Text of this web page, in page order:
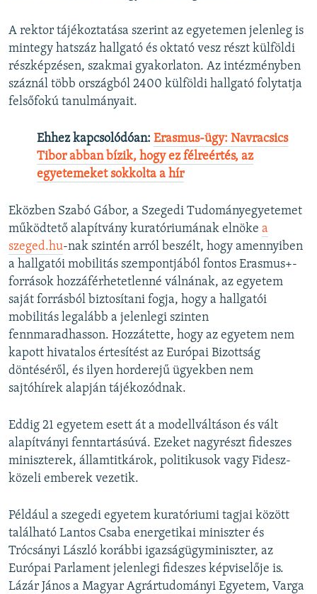
A rektor tájékoztatása szerint az egyetemen jelenleg is
mintegy hatszáz hallgató és oktató vesz részt külföldi
részképzésen, szakmai gyakorlaton. Az intézményben
száznál több országból 2400 külföldi hallgató folytatja
felsőfokú tanulmányait.
Ehhez kapcsolódóan: Erasmus-ügy: Navracsics
Tibor abban bízik, hogy ez félreértés, az
egyetemeket sokkolta a hír
Eközben Szabó Gábor, a Szegedi Tudományegyetemet
működtető alapítvány kuratóriumának elnöke a
szeged.hu-nak szintén arról beszélt, hogy amennyiben
a hallgatói mobilitás szempontjából fontos Erasmus+-
források hozzáférhetetlenné válnának, az egyetem
saját forrásból biztosítani fogja, hogy a hallgatói
mobilitás legalább a jelenlegi szinten
fennmaradhasson. Hozzátette, hogy az egyetem nem
kapott hivatalos értesítést az Európai Bizottság
döntéséről, és ilyen horderejű ügyekben nem
sajtóhírek alapján tájékozódnak.
Eddig 21 egyetem esett át a modellváltáson és vált
alapítványi fenntartásúvá. Ezeket nagyrészt fideszes
miniszterek, államtitkárok, politikusok vagy Fidesz-
közeli emberek vezetik.
Például a szegedi egyetem kuratóriumi tagjai között
található Lantos Csaba energetikai miniszter és
Trócsányi László korábbi igazságügyminiszter, az
Európai Parlament jelenlegi fideszes képviselője is.
Lázár János a Magyar Agrártudományi Egyetem, Varga